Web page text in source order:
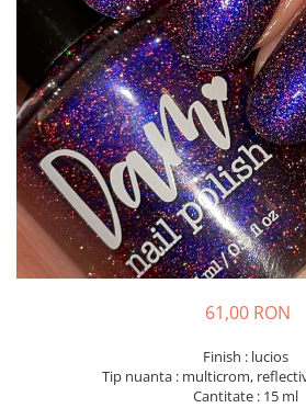
61,00 RON
Finish : lucios
Tip nuanta : multicrom,
Cantitate : 15 ml